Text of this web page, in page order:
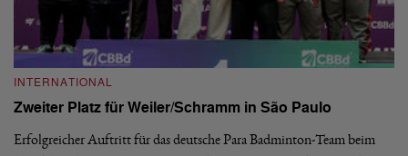
INTERNATIONAL
Zweiter Platz für Weiler/Schramm in São Paulo
Erfolgreicher Auftritt für das deutsche Para Badminton-Team beim